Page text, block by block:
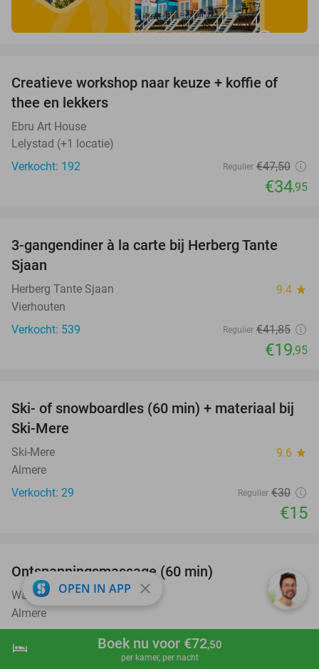
shopping_cart Boek nu
hotel Boek nu voor €72,50
per kamer, per nacht
26%
Creatieve workshop naar keuze + koffie of
thee en lekkers
Ebru Art House
Lelystad (+1 locatie)
Verkocht: 192
Regulier €47,50
€34,95
52%
3-gangendiner à la carte bij Herberg Tante
Sjaan
Herberg Tante Sjaan 9.4 star
Vierhouten
Verkocht: 539
Regulier €41,85
€19,95
50%
Ski- of snowboardles (60 min) + materiaal bij
Ski-Mere
Ski-Mere 9.6 star
Almere
Verkocht: 29
Regulier €30
€15
50%
Ontspanningsmassage (60 min)
Wax and Relax Almere 8.6star
Almere
OPEN IN APP close